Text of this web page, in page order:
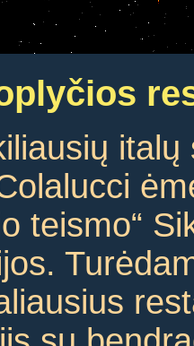
teismo“